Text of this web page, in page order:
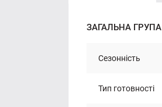
ЗАГАЛЬНА ГРУПА
Сезонність
Тип готовності